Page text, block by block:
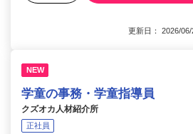
更新日： 2026/
NEW
学童の事務・学童指導員
クズオカ人材紹介所
正社員